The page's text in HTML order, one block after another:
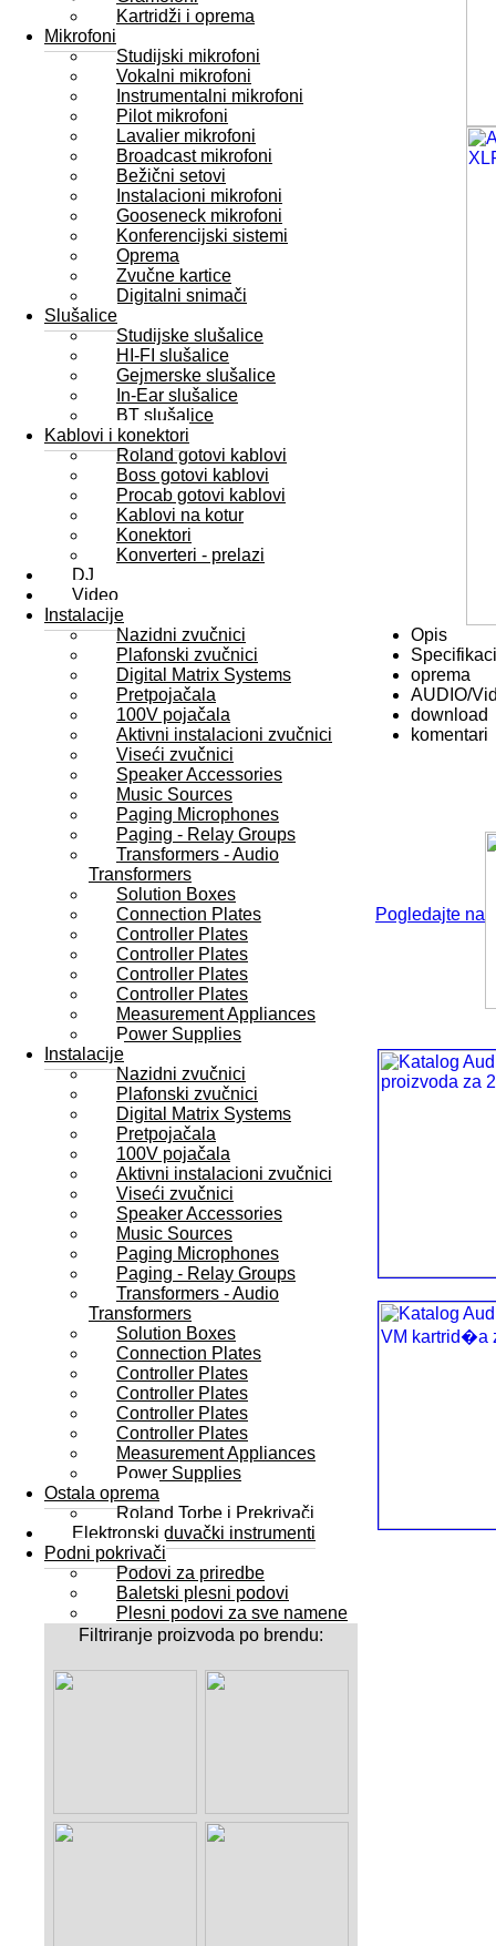
Kartridži i oprema
Mikrofoni
Studijski mikrofoni
Vokalni mikrofoni
Instrumentalni mikrofoni
Pilot mikrofoni
Lavalier mikrofoni
Broadcast mikrofoni
Bežični setovi
Instalacioni mikrofoni
Gooseneck mikrofoni
Konferencijski sistemi
Oprema
Zvučne kartice
Digitalni snimači
Slušalice
Studijske slušalice
HI-FI slušalice
Gejmerske slušalice
In-Ear slušalice
BT slušalice
Kablovi i konektori
Roland gotovi kablovi
Boss gotovi kablovi
Procab gotovi kablovi
Kablovi na kotur
Konektori
Konverteri - prelazi
DJ
Video
Instalacije
Nazidni zvučnici
Plafonski zvučnici
Digital Matrix Systems
Pretpojačala
100V pojačala
Aktivni instalacioni zvučnici
Viseći zvučnici
Speaker Accessories
Music Sources
Paging Microphones
Paging - Relay Groups
Transformers - Audio
Transformers
Solution Boxes
Connection Plates
Controller Plates
Controller Plates
Controller Plates
Controller Plates
Measurement Appliances
Power Supplies
Instalacije
Nazidni zvučnici
Plafonski zvučnici
Digital Matrix Systems
Pretpojačala
100V pojačala
Aktivni instalacioni zvučnici
Viseći zvučnici
Speaker Accessories
Music Sources
Paging Microphones
Paging - Relay Groups
Transformers - Audio
Transformers
Solution Boxes
Connection Plates
Controller Plates
Controller Plates
Controller Plates
Controller Plates
Measurement Appliances
Power Supplies
Ostala oprema
Roland Torbe i Prekrivači
Elektronski duvački instrumenti
Podni pokrivači
Podovi za priredbe
Baletski plesni podovi
Plesni podovi za sve namene
Filtriranje proizvoda po brendu:
Opis
oprema
AUDIO/
download
komentari
Pogledajte na